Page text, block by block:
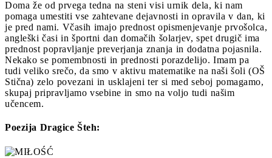
Doma že od prvega tedna na steni visi urnik dela, ki nam
pomaga umestiti vse zahtevane dejavnosti in opravila v dan, ki
je pred nami. Včasih imajo prednost opismenjevanje prvošolca,
angleški časi in športni dan domačih šolarjev, spet drugič ima
prednost popravljanje preverjanja znanja in dodatna pojasnila.
Nekako se pomembnosti in prednosti porazdelijo. Imam pa
tudi veliko srečo, da smo v aktivu matematike na naši šoli (OŠ
Stična) zelo povezani in usklajeni ter si med seboj pomagamo,
skupaj pripravljamo vsebine in smo na voljo tudi našim
učencem.
Poezija Dragice Šteh: